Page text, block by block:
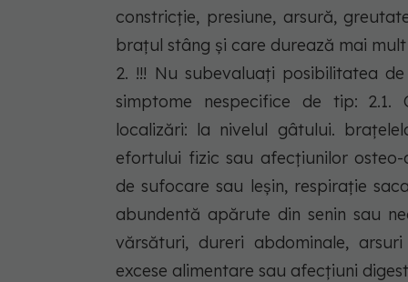
constricţie, presiune, arsură,
braţul stâng şi care durează mai
2. !!! Nu subevaluaţi posibilitatea
simptome nespecifice de tip:
localizări: la nivelul gâtului.
efortului fizic sau afecţiunilor
de sufocare sau leşin, respiraţie
abundentă apărute din senin sau
vărsături, dureri abdominale,
excese alimentare sau afecţiuni